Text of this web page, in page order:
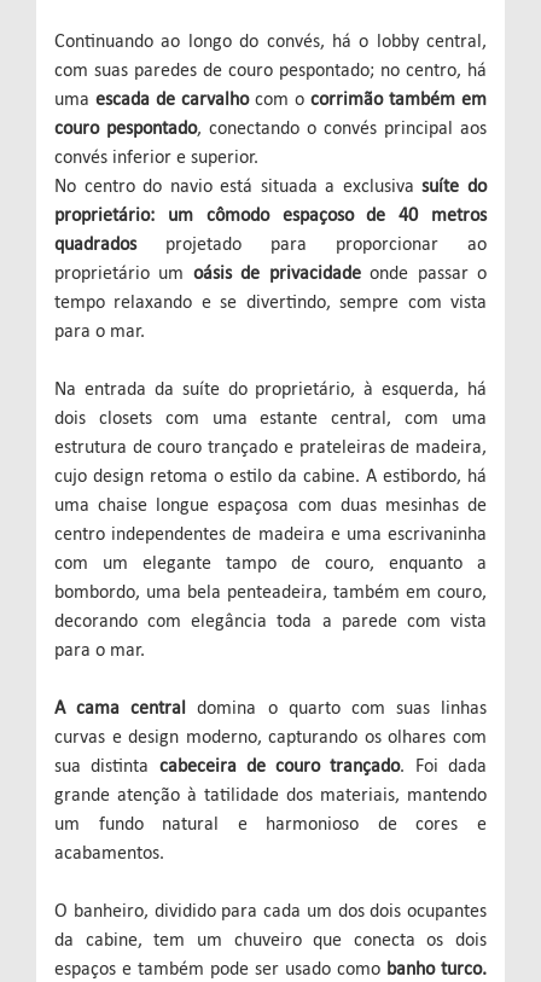
Continuando ao longo do convés, há o lobby central,
com suas paredes de couro pespontado; no centro, há
uma escada de carvalho com o corrimão também em
couro pespontado, conectando o convés principal aos
convés inferior e superior.
No centro do navio está situada a exclusivasuíte do
proprietário: um cômodo espaçoso de 40 metros
quadradosprojetado para proporcionar ao
proprietário um oásis de privacidadeonde passar o
tempo relaxando e se divertindo, sempre com vista
para o mar.
Na entrada da suíte do proprietário, à esquerda, há
dois closets com uma estante central, com uma
estrutura de couro trançado e prateleiras de madeira,
cujo design retoma o estilo da cabine. A estibordo, há
uma chaise longue espaçosa com duas mesinhas de
centro independentes de madeira e uma escrivaninha
com um elegante tampo de couro, enquanto a
bombordo, uma bela penteadeira, também em couro,
decorando com elegância toda a parede com vista
para o mar.
A cama centraldomina o quarto com suas linhas
curvas e design moderno, capturando os olhares com
sua distinta cabeceira de couro trançado. Foi dada
grande atenção à tatilidade dos materiais, mantendo
um fundo natural e harmonioso de cores e
acabamentos.
O banheiro, dividido para cada um dos dois ocupantes
da cabine, tem um chuveiro que conecta os dois
espaços e também pode ser usado como banho turco.